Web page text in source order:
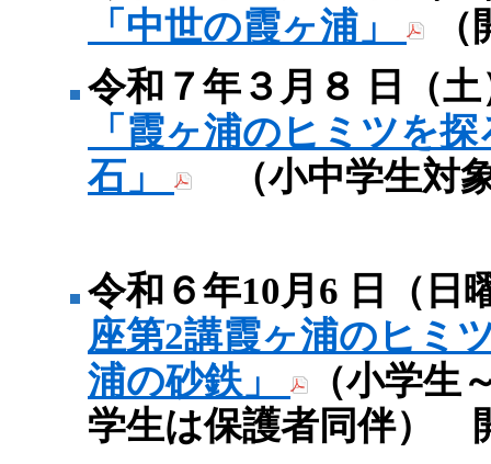
「中世の霞ヶ浦」
（
令和７年３月８ 日（土
「霞ヶ浦のヒミツを
石」
（小中学生対
令和６年10月6 日（日
座第2講霞ヶ浦のヒミ
浦の砂鉄」
（小学生
学生は保護者同伴）